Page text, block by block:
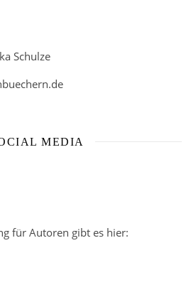
Schulze
MEDIA
für Autoren gibt es hier: